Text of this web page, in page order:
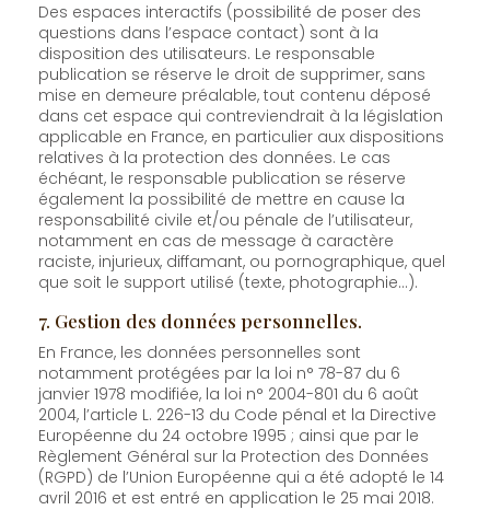
Des espaces interactifs (possibilité de poser des
questions dans l’espace contact) sont à la
disposition des utilisateurs. Le responsable
publication se réserve le droit de supprimer, sans
mise en demeure préalable, tout contenu déposé
dans cet espace qui contreviendrait à la législation
applicable en France, en particulier aux dispositions
relatives à la protection des données. Le cas
échéant, le responsable publication se réserve
également la possibilité de mettre en cause la
responsabilité civile et/ou pénale de l’utilisateur,
notamment en cas de message à caractère
raciste, injurieux, diffamant, ou pornographique, quel
que soit le support utilisé (texte, photographie…).
7. Gestion des données personnelles.
En France, les données personnelles sont
notamment protégées par la loi n° 78-87 du 6
janvier 1978 modifiée, la loi n° 2004-801 du 6 août
2004, l’article L. 226-13 du Code pénal et la Directive
Européenne du 24 octobre 1995 ; ainsi que par le
Règlement Général sur la Protection des Données
(RGPD) de l’Union Européenne qui a été adopté le 14
avril 2016 et est entré en application le 25 mai 2018.